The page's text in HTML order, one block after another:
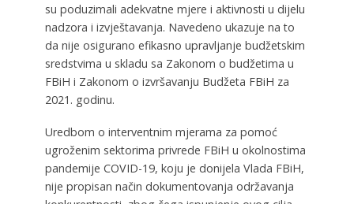
su poduzimali adekvatne mjere i aktivnosti u dijelu
nadzora i izvještavanja. Navedeno ukazuje na to
da nije osigurano efikasno upravljanje budžetskim
sredstvima u skladu sa Zakonom o budžetima u
FBiH i Zakonom o izvršavanju Budžeta FBiH za
2021. godinu.
Uredbom o interventnim mjerama za pomoć
ugroženim sektorima privrede FBiH u okolnostima
pandemije COVID-19, koju je donijela Vlada FBiH,
nije propisan način dokumentovanja održavanja